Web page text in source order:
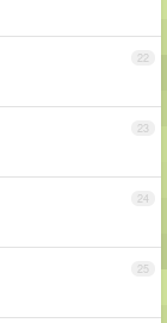
22
23
24
25